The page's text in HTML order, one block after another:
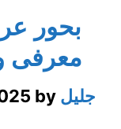
بحور
معرفی
by جلیل